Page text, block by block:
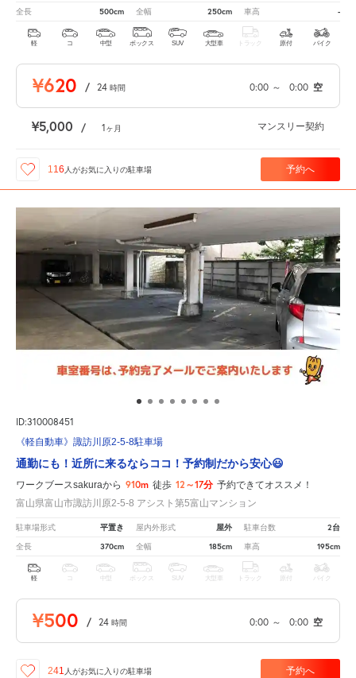
全長 500cm 全幅 250cm 車高 -
軽 コ 中型 ボックス SUV 大型車 トラック 原付 バイク
¥620 / 24 時間 0:00 ～ 0:00 空
¥5,000 / 1ヶ月 マンスリー契約
116 人がお気に入りの駐車場 予約へ
ID:310008451
《軽自動車》諏訪川原2-5-8駐車場
通勤にも！近所に来るならココ！予約制だから安心😃
ワークブースsakuraから 910m 徒歩 12～17分 予約できてオススメ！
富山県富山市諏訪川原2-5-8 アシスト第5富山マンション
駐車場形式 平置き 屋内外形式 屋外 駐車台数 2台
全長 370cm 全幅 185cm 車高 195cm
軽 中型 ボックス SUV 大型車 トラック 原付 バイク
¥500 / 24 時間 0:00 ～ 0:00 空
241 人がお気に入りの駐車場 予約へ